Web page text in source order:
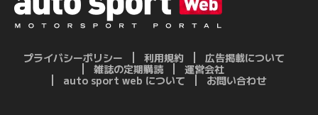
プライバシーポリシー 利用規約
広告掲載について
雑誌の定期購読
運営会社
auto sport web について
お問い合わせ